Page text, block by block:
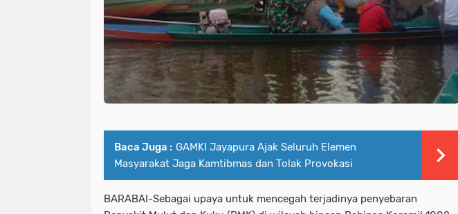
Baca Juga : GAMKI Jayapura Ajak Seluruh Elemen
Masyarakat Jaga Kamtibmas dan Tolak Provokasi
BARABAI-Sebagai upaya untuk mencegah terjadinya penyebaran